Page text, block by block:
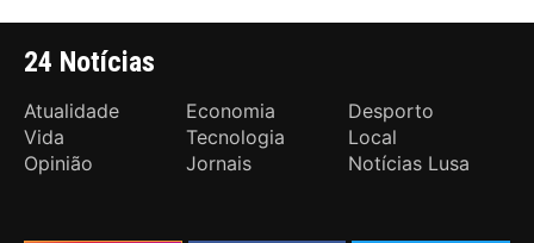
24 Notícias
Atualidade Economia
Desporto
Vida
Tecnologia
Local
Opinião
Jornais Notícias Lusa